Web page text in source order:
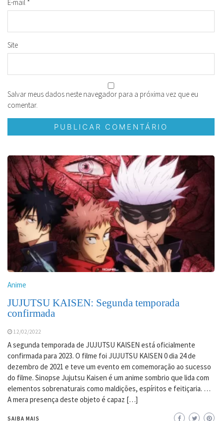
E-mail *
Site
Salvar meus dados neste navegador para a próxima vez que eu
comentar.
Anime
JUJUTSU KAISEN: Segunda temporada
confirmada
12/02/2022
A segunda temporada de JUJUTSU KAISEN está oficialmente
confirmada para 2023. O filme foi JUJUTSU KAISEN 0 dia 24 de
dezembro de 2021 e teve um evento em comemoração ao sucesso
do filme. Sinopse Jujutsu Kaisen é um anime sombrio que lida com
elementos sobrenaturais como maldições, espíritos e feitiçaria. …
A mera presença deste objeto é capaz […]
SAIBA MAIS